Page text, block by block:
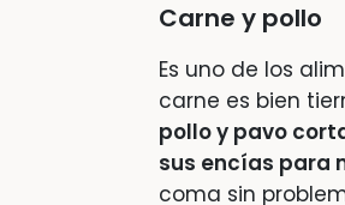
Carne y pollo
Es uno de los
carne es bien
pollo y pavo
sus encías para
coma sin